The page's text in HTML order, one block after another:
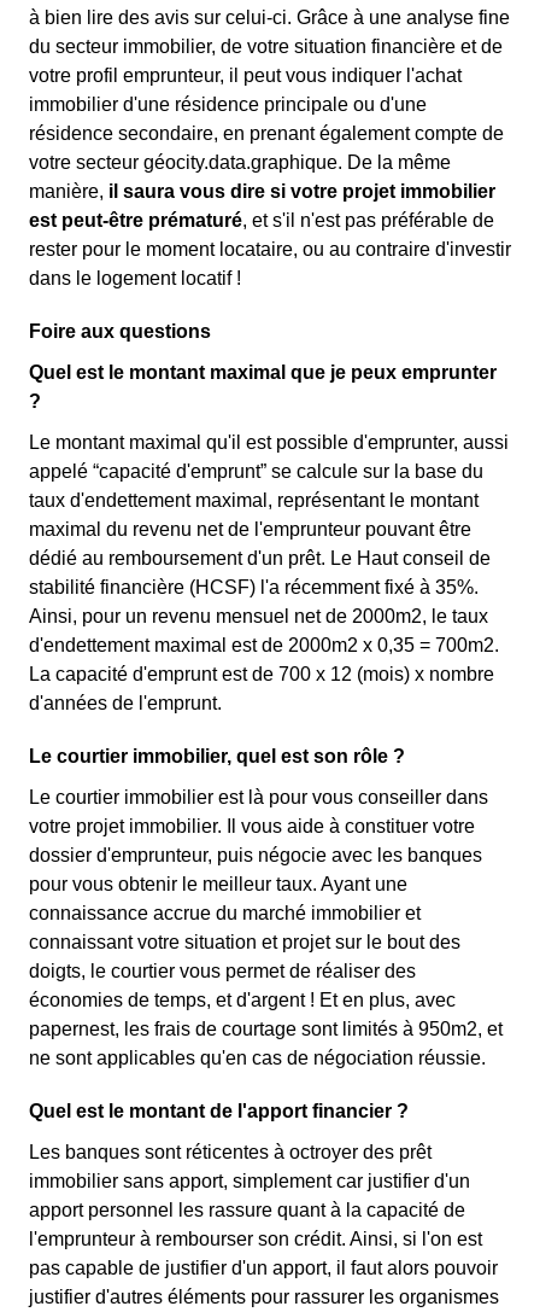
à bien lire des avis sur celui-ci. Grâce à une analyse fine
du secteur immobilier, de votre situation financière et de
votre profil emprunteur, il peut vous indiquer l'achat
immobilier d'une résidence principale ou d'une
résidence secondaire, en prenant également compte de
votre secteur géocity.data.graphique. De la même
manière, il saura vous dire si votre projet immobilier
est peut-être prématuré, et s'il n'est pas préférable de
rester pour le moment locataire, ou au contraire d'investir
dans le logement locatif !
Foire aux questions
Quel est le montant maximal que je peux emprunter
?
Le montant maximal qu'il est possible d'emprunter, aussi
appelé “capacité d'emprunt” se calcule sur la base du
taux d'endettement maximal, représentant le montant
maximal du revenu net de l'emprunteur pouvant être
dédié au remboursement d'un prêt. Le Haut conseil de
stabilité financière (HCSF) l'a récemment fixé à 35%.
Ainsi, pour un revenu mensuel net de 2000m2, le taux
d'endettement maximal est de 2000m2 x 0,35 = 700m2.
La capacité d'emprunt est de 700 x 12 (mois) x nombre
d'années de l'emprunt.
Le courtier immobilier, quel est son rôle ?
Le courtier immobilier est là pour vous conseiller dans
votre projet immobilier. Il vous aide à constituer votre
dossier d'emprunteur, puis négocie avec les banques
pour vous obtenir le meilleur taux. Ayant une
connaissance accrue du marché immobilier et
connaissant votre situation et projet sur le bout des
doigts, le courtier vous permet de réaliser des
économies de temps, et d'argent ! Et en plus, avec
papernest, les frais de courtage sont limités à 950m2, et
ne sont applicables qu'en cas de négociation réussie.
Quel est le montant de l'apport financier ?
Les banques sont réticentes à octroyer des prêt
immobilier sans apport, simplement car justifier d'un
apport personnel les rassure quant à la capacité de
l'emprunteur à rembourser son crédit. Ainsi, si l'on est
pas capable de justifier d'un apport, il faut alors pouvoir
justifier d'autres éléments pour rassurer les organismes